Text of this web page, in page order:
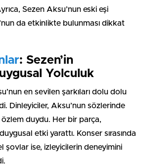
Sezen Aksu’nun eski eşi
da etkinlikte bulunması dikkat
: Sezen’in
Yolculuk
en sevilen şarkıları dolu dolu
Dinleyiciler, Aksu’nun sözlerinde
duydu. Her bir parça,
etki yarattı. Konser sırasında
şovlar ise, izleyicilerin deneyimini